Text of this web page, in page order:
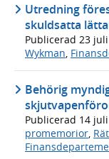
Utredning
skuldsatta
Publicerad 23
Wykman
Behörig
Publicerad 14
promemorior,